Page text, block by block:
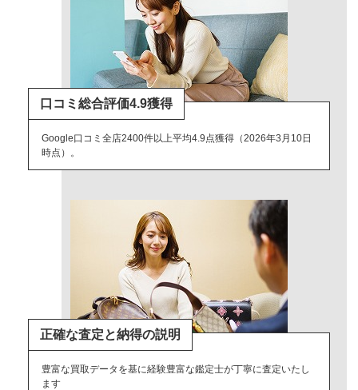
口コミ総合評価4.9獲得
Google口コミ全店2400件以上平均4.9点獲得（2026年3月10日
時点）。
正確な査定と納得の説明
豊富な買取データを基に経験豊富な鑑定士が丁寧に査定いたし
ます